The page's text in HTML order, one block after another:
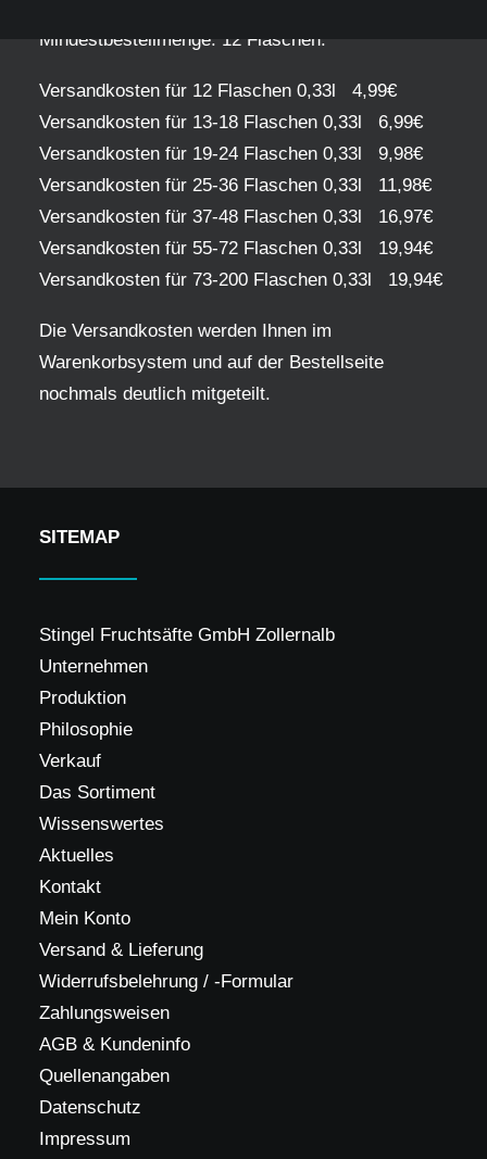
Mindestbestellmenge: 12 Flaschen.
Versandkosten für 12 Flaschen 0,33l 4,99€
Versandkosten für 13-18 Flaschen 0,33l 6,99€
Versandkosten für 19-24 Flaschen 0,33l 9,98€
Versandkosten für 25-36 Flaschen 0,33l 11,98€
Versandkosten für 37-48 Flaschen 0,33l 16,97€
Versandkosten für 55-72 Flaschen 0,33l 19,94€
Versandkosten für 73-200 Flaschen 0,33l 19,94€
Die Versandkosten werden Ihnen im
Warenkorbsystem und auf der Bestellseite
nochmals deutlich mitgeteilt.
SITEMAP
Stingel Fruchtsäfte GmbH Zollernalb
Unternehmen
Produktion
Philosophie
Verkauf
Das Sortiment
Wissenswertes
Aktuelles
Kontakt
Mein Konto
Versand & Lieferung
Widerrufsbelehrung / -Formular
Zahlungsweisen
AGB & Kundeninfo
Quellenangaben
Datenschutz
Impressum